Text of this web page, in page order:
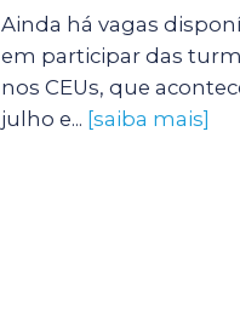
Ainda há vagas
em participar das
nos CEUs, que
julho e... [saiba mais]